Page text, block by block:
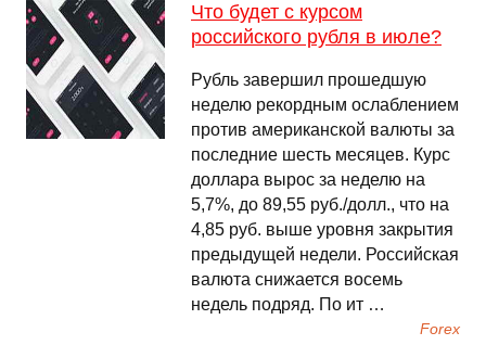
Что будет с курсом
российского рубля в июле?
Рубль завершил прошедшую
неделю рекордным ослаблением
против американской валюты за
последние шесть месяцев. Курс
доллара вырос за неделю на
5,7%, до 89,55 руб./долл., что на
4,85 руб. выше уровня закрытия
предыдущей недели. Российская
валюта снижается восемь
недель подряд. По ит …
Forex